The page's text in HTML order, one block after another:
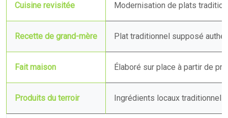
Cuisine revisitée Modernisation de plats
Recette de grand-mère Plat traditionnel supposé
Fait maison Élaboré sur place à partir de
Produits du terroir Ingrédients locaux traditionnels